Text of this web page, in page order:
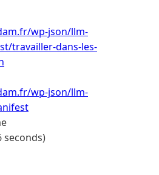
wp-json/llm-
travailler-dans-les-
wp-json/llm-
seconds)